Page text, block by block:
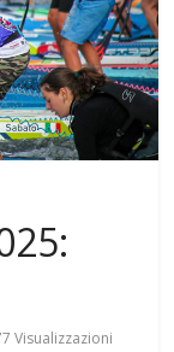
Visualizzazioni